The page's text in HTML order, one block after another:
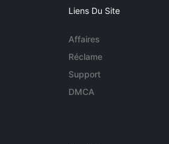
Liens Du Site
Affaires
Réclame
Support
DMCA